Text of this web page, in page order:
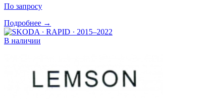
По запросу
Подробнее →
В наличии